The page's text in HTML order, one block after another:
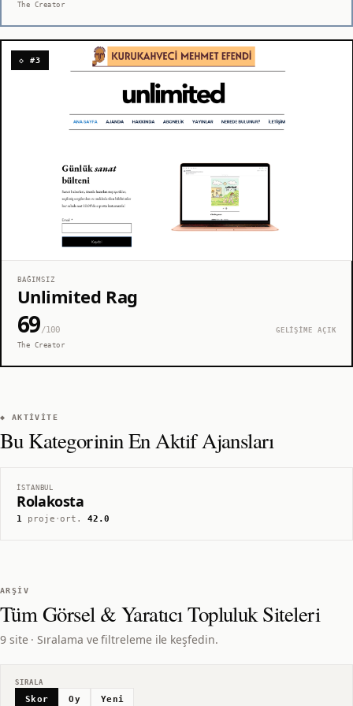
The Creator
◇ #3
BAĞIMSIZ
Unlimited Rag
69/100
GELİŞİME AÇIK
The Creator
◆ AKTIVITE
Bu Kategorinin En Aktif Ajansları
İSTANBUL
Rolakosta
1proje ·ort.42.0
ARŞIV
TümGörsel & Yaratıcı ToplulukSiteleri
9 site · Sıralama ve filtreleme ile keşfedin.
SIRALA
Skor Oy Yeni